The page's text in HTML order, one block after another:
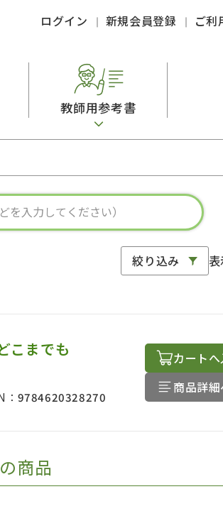
ログイン 新規会員登録 ご利
典
辞典
教師用参考書
話・表現
絞り込み
こまでも
： 9784620328270
カート
商品詳細
商品